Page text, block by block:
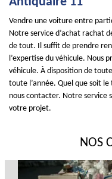
Vendre une voiture entre
Notre service d’achat rachat
de tout. Il suffit de prendre
l’expertise du véhicule. Nous
véhicule. À disposition de
toute l’année. Quel que soit
nous contacter. Notre service
votre projet.
NOS